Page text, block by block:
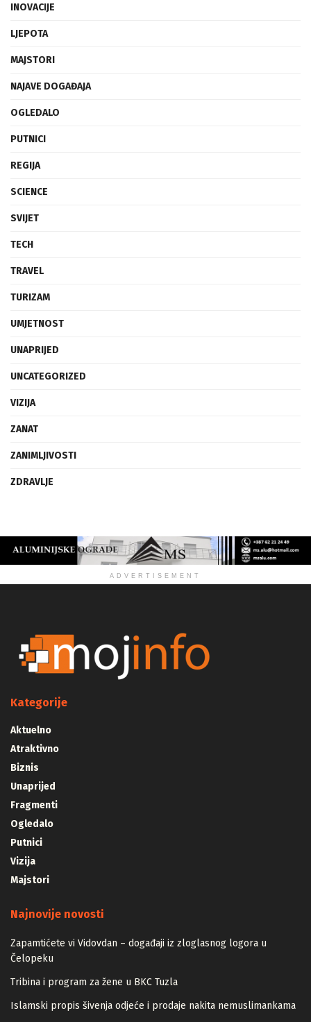
INOVACIJE
LJEPOTA
MAJSTORI
NAJAVE DOGAĐAJA
OGLEDALO
PUTNICI
REGIJA
SCIENCE
SVIJET
TECH
TRAVEL
TURIZAM
UMJETNOST
UNAPRIJED
UNCATEGORIZED
VIZIJA
ZANAT
ZANIMLJIVOSTI
ZDRAVLJE
ADVERTISEMENT
Kategorije
Aktuelno
Atraktivno
Biznis
Unaprijed
Fragmenti
Ogledalo
Putnici
Vizija
Majstori
Najnovije novosti
Zapamtićete vi Vidovdan – događaji iz zloglasnog logora u
Čelopeku
Tribina i program za žene u BKC Tuzla
Islamski propis šivenja odjeće i prodaje nakita nemuslimankama